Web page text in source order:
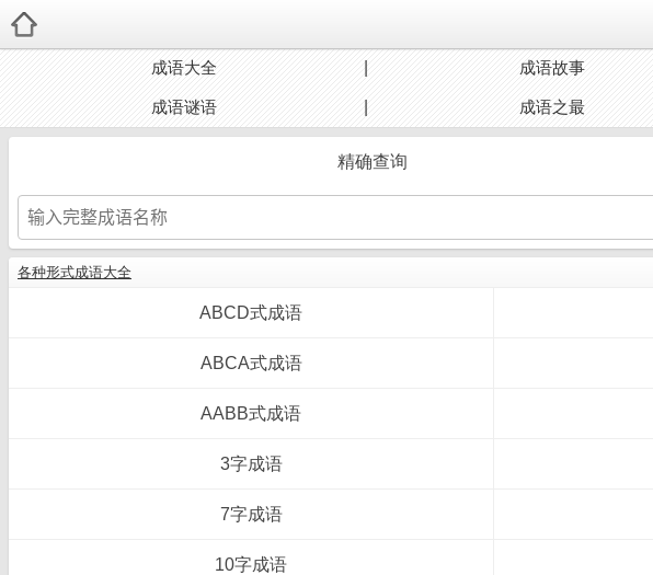
成语大全 成语故事
成语谜语 成语之最
精确查询
各种形式成语大全
ABCD式成语
ABCA式成语
AABB式成语
3字成语
7字成语
10字成语